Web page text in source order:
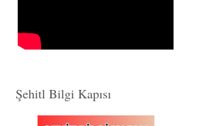
Şehitl Bilgi Kapısı